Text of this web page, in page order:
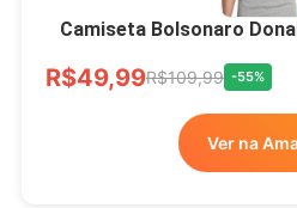
Camiseta Bolsonaro
R$49,99R$109,99 -55%
Ver na